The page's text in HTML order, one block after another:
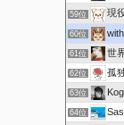
59位 現
60位
61位 世
62位 孤
63位
64位